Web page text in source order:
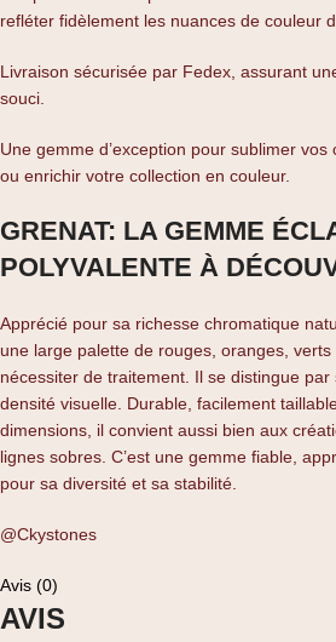
refléter fidèlement les nuances de couleur
Livraison sécurisée par Fedex, assurant
souci.
Une gemme d’exception pour sublimer
ou enrichir votre collection en couleur.
GRENAT: LA GEMME
POLYVALENTE À
Apprécié pour sa richesse chromatique
une large palette de rouges, oranges,
nécessiter de traitement. Il se distingue
densité visuelle. Durable, facilement
dimensions, il convient aussi bien aux
lignes sobres. C’est une gemme fiable,
pour sa diversité et sa stabilité.
@Ckystones
Avis (0)
AVIS